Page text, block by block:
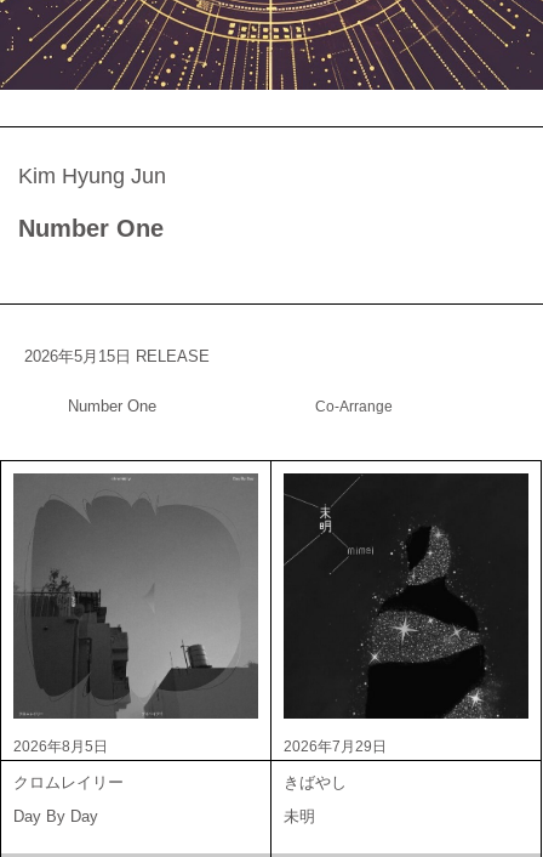
Kim Hyung Jun
Number One
2026年5月15日 RELEASE
Number One Co-Arrange
2026年8月5日
クロムレイリー
Day By Day
2026年7月29日
きばやし
未明